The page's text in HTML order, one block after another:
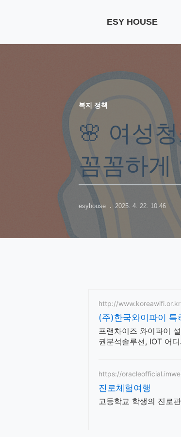
ESY HOUSE
복지 정책
🌸 여성
꼼꼼하게
esyhouse 2025. 4. 22. 10:46
http://www.koreawifi.or.kr
(주)한국와이파이 특
프랜차이즈 와이파이
권분석솔루션, IOT 어
https://
진로체험여행
고등학교 학생의 진로